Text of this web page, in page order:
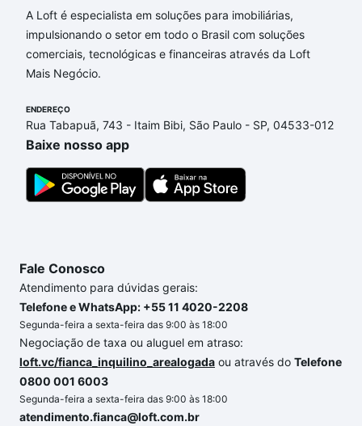
nossas opções de financiamento imobiliário as
parcelas podem se adequar ao seu orçamento. Se
ainda tem alguma dúvida dos custos envolvidos no
processo de compra, veja em nosso portal
gente para comprar o imóvel dos seus sonhos com
segurança e conforto. Loft, com você até as
chaves.
A Loft é especialista em soluções para imobiliárias,
impulsionando o setor em todo o Brasil com soluções
comerciais, tecnológicas e financeiras através da Loft
Mais Negócio.
ENDEREÇO
Rua Tabapuã, 743 - Itaim Bibi, São Paulo - SP, 04533-012
Baixe nosso app
Fale Conosco
Atendimento para dúvidas gerais:
Telefone e WhatsApp: +55 11 4020-2208
Segunda-feira a sexta-feira das 9:00 às 18:00
Negociação de taxa ou aluguel em atraso:
loft.vc/fianca_inquilino_arealogada ou através do Telefone
0800 001 6003
Segunda-feira a sexta-feira das 9:00 às 18:00
atendimento.fianca@loft.com.br